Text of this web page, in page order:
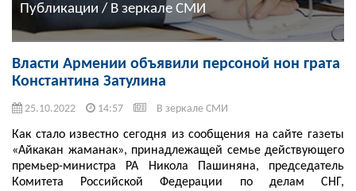
Публикации / В зеркале СМИ
Власти Армении объявили персоной нон грата
Константина Затулина
25.10.2022 14:57 В зеркале СМИ
Как стало известно сегодня из сообщения на сайте газеты
«Айкакан жаманак», принадлежащей семье действующего
премьер-министра РА Никола Пашиняна, председатель
Комитета Российской Федерации по делам СНГ,